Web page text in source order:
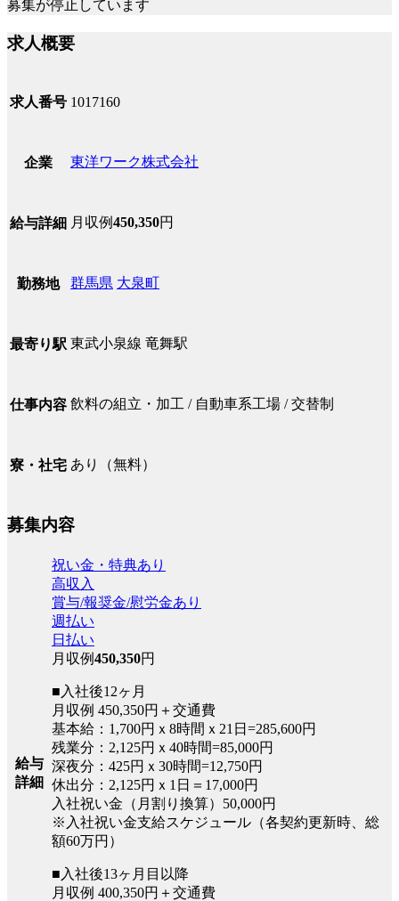
募集が停止しています
求人概要
求人番号 1017160
企業 東洋ワーク株式会社
給与詳細 月収例450,350円
勤務地 群馬県 大泉町
最寄り駅 東武小泉線 竜舞駅
仕事内容 飲料の組立・加工 / 自動車系工場 / 交替制
寮・社宅 あり（無料）
募集内容
給与
詳細
祝い金・特典あり
高収入
賞与/報奨金/慰労金あり
週払い
日払い
月収例450,350円
■入社後12ヶ月
月収例 450,350円＋交通費
基本給：1,700円ｘ8時間ｘ21日=285,600円
残業分：2,125円ｘ40時間=85,000円
深夜分：425円ｘ30時間=12,750円
休出分：2,125円ｘ1日＝17,000円
入社祝い金（月割り換算）50,000円
※入社祝い金支給スケジュール（各契約更新時、総
額60万円）
■入社後13ヶ月目以降
月収例 400,350円＋交通費